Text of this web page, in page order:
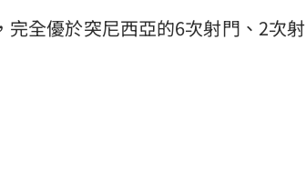
全優於突尼西亞的6次射門、2次射